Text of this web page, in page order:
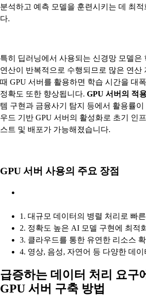
분석하고 예측 모델을 훈련시키는 데 최적
다.
특히 딥러닝에서 사용되는 신경망 모델은
연산이 반복적으로 수행되므로 많은 연산
때 GPU 서버를 활용하면 학습 시간을 대
정확도 또한 향상됩니다. GPU 서버의 적
템 구현과 금융사기 탐지 등에서 활용률
우드 기반 GPU 서버의 활성화로 초기 인
스트 및 배포가 가능해졌습니다.
GPU 서버 사용의 주요 장점
1. 대규모 데이터의 병렬 처리로 빠
2. 정확도 높은 AI 모델 구현에 최적
3. 클라우드를 통한 유연한 리소스
4. 영상, 음성, 자연어 등 다양한 데
급증하는 데이터 처리 요구
GPU 서버 구축 방법